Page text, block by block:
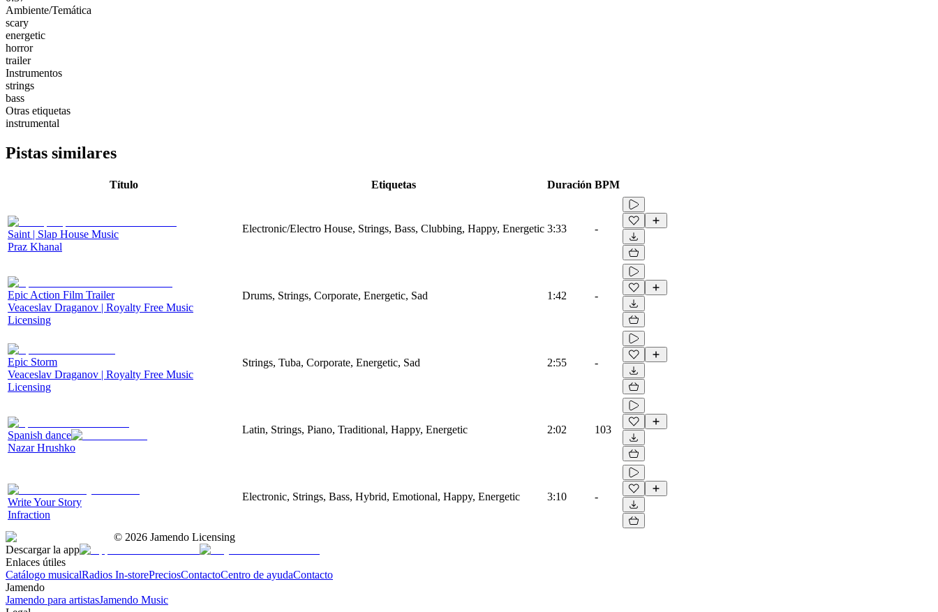
Ambiente/Temática
scary
energetic
horror
trailer
Instrumentos
strings
bass
Otras etiquetas
instrumental
Pistas similares
Título Etiquetas Duración BPM
Saint | Slap House Music
Praz Khanal
Electronic/Electro House, Strings, Bass, Clubbing, Happy, Energetic 3:33 -
Epic Action Film Trailer
Veaceslav Draganov | Royalty Free Music
Licensing
Drums, Strings, Corporate, Energetic, Sad 1:42 -
Epic Storm
Veaceslav Draganov | Royalty Free Music
Licensing
Strings, Tuba, Corporate, Energetic, Sad 2:55 -
Spanish dance
Nazar Hrushko
Latin, Strings, Piano, Traditional, Happy, Energetic 2:02 103
Write Your Story
Infraction
Electronic, Strings, Bass, Hybrid, Emotional, Happy, Energetic 3:10 -
© 2026 Jamendo Licensing
Descargar la app
Enlaces útiles
Catálogo musicalRadios In-storePreciosContactoCentro de ayudaContacto
Jamendo
Jamendo para artistasJamendo Music